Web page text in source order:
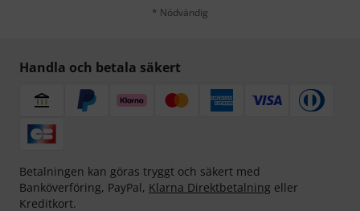
* Nödvändig
Handla och betala säkert
Betalningen kan göras tryggt och säkert med
Banköverföring, PayPal, Klarna Direktbetalning eller
Kreditkort.